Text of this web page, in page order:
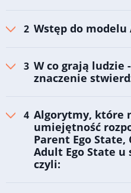
Wstęp do modelu
W co grają ludzie
znaczenie
Algorytmy, które
umiejętność
Parent Ego State,
Adult Ego State
czyli: